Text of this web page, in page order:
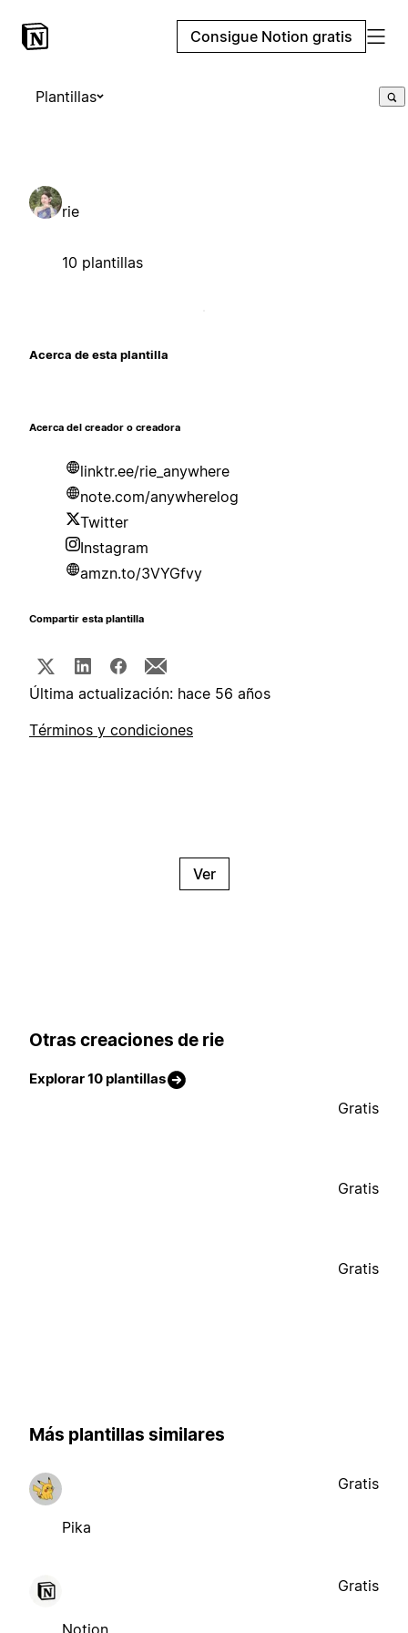
Consigue Notion gratis
Plantillas
rie
10 plantillas
Acerca de esta plantilla
Acerca del creador o creadora
linktr.ee/rie_anywhere
note.com/anywherelog
Twitter
Instagram
amzn.to/3VYGfvy
Compartir esta plantilla
Última actualización: hace 56 años
Términos y condiciones
Ver
Otras creaciones de rie
Explorar 10 plantillas
Gratis
Gratis
Gratis
Más plantillas similares
Pika
Gratis
Notion
Gratis